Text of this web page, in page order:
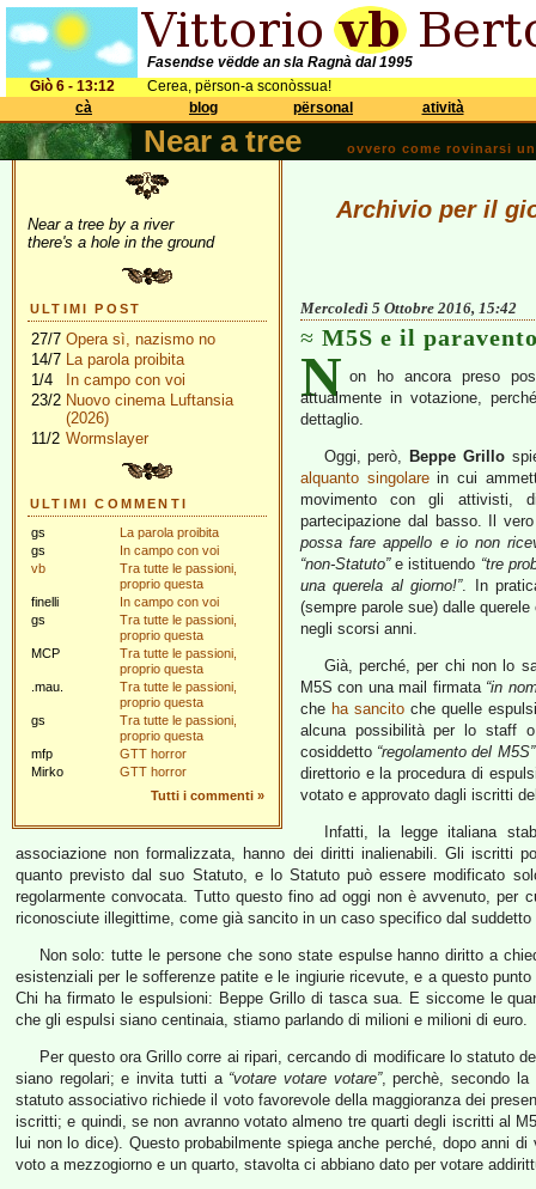
Fasendse vëdde an sla Ragnà dal 1995
Giò 6 - 13:12
Cerea, përson-a sconòssua!
cà
blog përsonal atività
Near a tree ovvero come rovinarsi
Near a tree by a river
there's a hole in the ground
ULTIMI POST
27/7 Opera sì, nazismo no
14/7 La parola proibita
1/4
In campo con voi
23/2 Nuovo cinema Luftansia
(2026)
11/2 Wormslayer
ULTIMI COMMENTI
gs
La parola proibita
gs
In campo con voi
vb
Tra tutte le passioni,
proprio questa
finelli
In campo con voi
gs
Tra tutte le passioni,
proprio questa
MCP
Tra tutte le passioni,
proprio questa
.mau.
Tra tutte le passioni,
proprio questa
gs
Tra tutte le passioni,
proprio questa
mfp
GTT horror
Mirko
GTT horror
Tutti i commenti »
Archivio per il
Mercoledì 5 Ottobre 2016, 15:42
M5S e il
N on ho ancora preso
attualmente in votazione,
dettaglio.
Oggi, però, Beppe Grillo
alquanto singolarein cui
movimento con gli attivisti,
partecipazione dal basso. Il
possa fare appello e io non
“non-Statuto”e istituendo “tre
una querela al giorno!”. In
(sempre parole sue) dalle
negli scorsi anni.
Già, perché, per chi non lo
M5S con una mail firmata “in
che ha sancitoche quelle
alcuna possibilità per lo staff
cosiddetto “regolamento del M5S”
direttorio e la procedura di
votato e approvato dagli iscritti
Infatti, la legge italiana
associazione non formalizzata, hanno dei diritti inalienabili. Gli iscritti
quanto previsto dal suo Statuto, e lo Statuto può essere modificato
regolarmente convocata. Tutto questo fino ad oggi non è avvenuto, per
riconosciute illegittime, come già sancito in un caso specifico dal
Non solo: tutte le persone che sono state espulse hanno diritto a
esistenziali per le sofferenze patite e le ingiurie ricevute, e a questo
Chi ha firmato le espulsioni: Beppe Grillo di tasca sua. E siccome le
che gli espulsi siano centinaia, stiamo parlando di milioni e milioni di euro.
Per questo ora Grillo corre ai ripari, cercando di modificare lo statuto
siano regolari; e invita tutti a “votare votare votare”, perchè, secondo la
statuto associativo richiede il voto favorevole della maggioranza dei
iscritti; e quindi, se non avranno votato almeno tre quarti degli iscritti al
lui non lo dice). Questo probabilmente spiega anche perché, dopo anni
voto a mezzogiorno e un quarto, stavolta ci abbiano dato per votare